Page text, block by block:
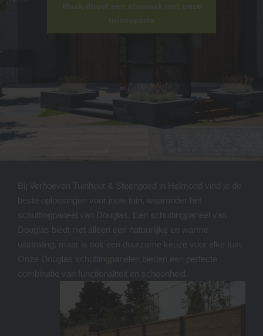
Maak direct een afspraak met onze
tuinexperts